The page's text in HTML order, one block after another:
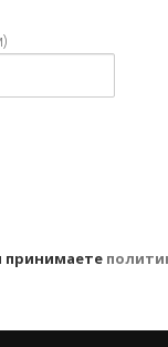
принимаете